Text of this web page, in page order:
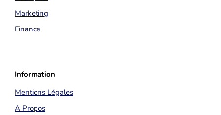
Marketing
Finance
Information
Mentions Légales
A Propos